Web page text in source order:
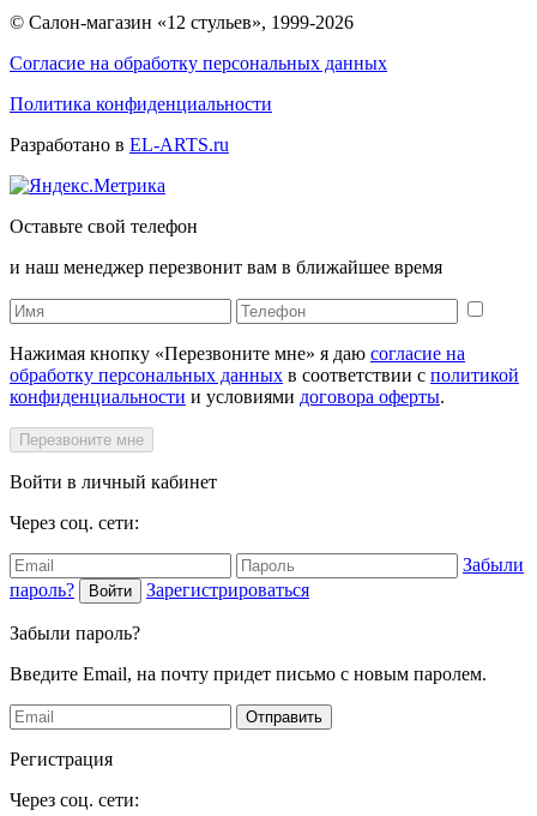
© Салон-магазин «12 стульев», 1999-2026
Согласие на обработку персональных данных
Политика конфиденциальности
Разработано в EL-ARTS.ru
Оставьте свой телефон
и наш менеджер перезвонит вам в ближайшее время
Нажимая кнопку «Перезвоните мне» я даю согласие на
обработку персональных данных в соответствии с политикой
конфиденциальности и условиями договора оферты.
Перезвоните мне
Войти в личный кабинет
Через соц. сети:
Забыли
пароль?
Войти Зарегистрироваться
Забыли пароль?
Введите Email, на почту придет письмо с новым паролем.
Отправить
Регистрация
Через соц. сети: